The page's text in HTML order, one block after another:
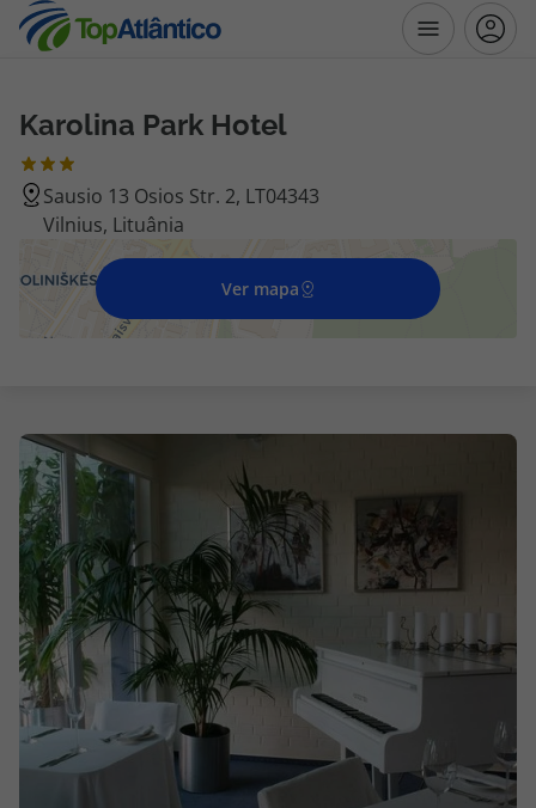
Destinos
Voos
Hotéis
Voos + Hotel
Disneyland ® Paris
Escapadinhas
Cruzeiros
Promoções
Especialistas
Cheque Viagem
Karolina Park Hotel
Sausio 13 Osios Str. 2, LT04343
Vilnius, Lituânia
Ver mapa